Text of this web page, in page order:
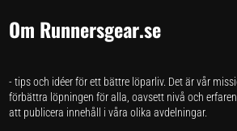
Om Runnersgear.se
- tips och idéer för ett bättre löparliv. Det är vår
förbättra löpningen för alla, oavsett nivå och
att publicera innehåll i våra olika avdelningar.